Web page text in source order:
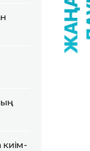
киім-